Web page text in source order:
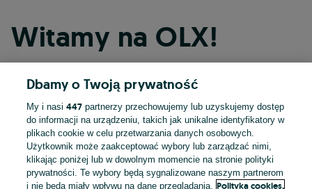
Witamy na OLX!
Kontynuuj przez Facebooka
Kontynuuj przez konto Apple
Kontynuuj przez konto Google
Dbamy o Twoją prywatność
My i nasi447 partnerzy przechowujemy lub uzyskujemy dostęp
do informacji na urządzeniu, takich jak unikalne identyfikatory w
plikach cookie w celu przetwarzania danych osobowych.
Użytkownik może zaakceptować wybory lub zarządzać nimi,
klikając poniżej lub w dowolnym momencie na stronie polityki
prywatności. Te wybory będą sygnalizowane naszym partnerom
i nie będą miały wpływu na dane przeglądania.
Polityka cookies,